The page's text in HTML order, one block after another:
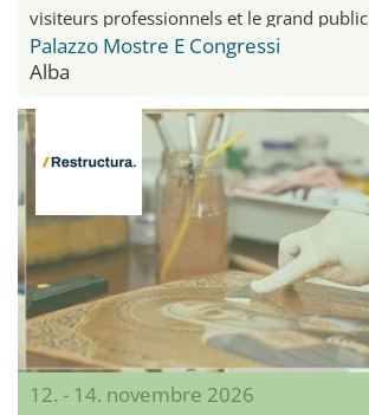
visiteurs professionnels et le grand public
Palazzo Mostre E Congressi
Alba
12. - 14. novembre 2026